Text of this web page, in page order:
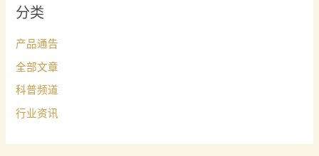
分类
产品通告
全部文章
科普频道
行业资讯